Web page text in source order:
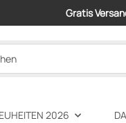
Gratis
2026